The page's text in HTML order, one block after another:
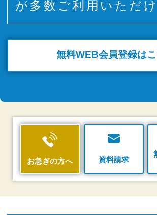
が多数ご利用いただ
無料WEB会員登録は
お急ぎの方へ 資料請求